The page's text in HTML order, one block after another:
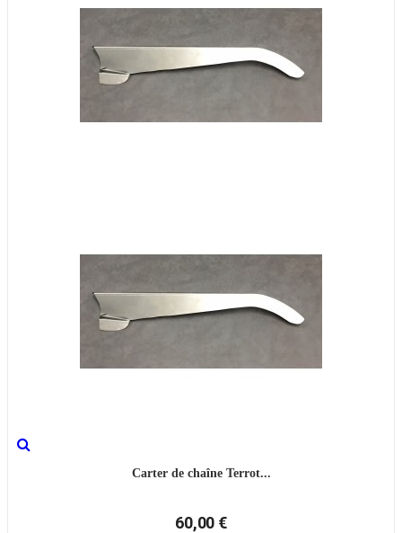
Carter de chaîne Terrot...
60,00 €